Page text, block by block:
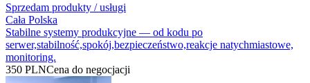
Sprzedam produkty / usługi
Cała Polska
Stabilne systemy produkcyjne — od kodu po
serwer,stabilność,spokój,bezpieczeństwo,reakcje natychmiastowe,
monitoring.
350 PLNCena do negocjacji